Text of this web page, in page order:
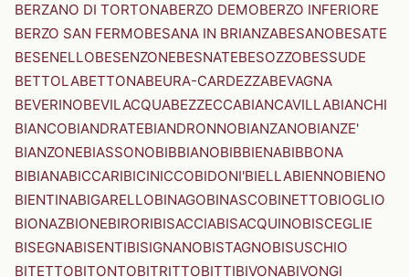
BERZANO DI TORTONABERZO DEMOBERZO INFERIORE
BERZO SAN FERMOBESANA IN BRIANZABESANOBESATE
BESENELLOBESENZONEBESNATEBESOZZOBESSUDE
BETTOLABETTONABEURA-CARDEZZABEVAGNA
BEVERINOBEVILACQUABEZZECCABIANCAVILLABIANCHI
BIANCOBIANDRATEBIANDRONNOBIANZANOBIANZE'
BIANZONEBIASSONOBIBBIANOBIBBIENABIBBONA
BIBIANABICCARIBICINICCOBIDONI'BIELLABIENNOBIENO
BIENTINABIGARELLOBINAGOBINASCOBINETTOBIOGLIO
BIONAZBIONEBIRORIBISACCIABISACQUINOBISCEGLIE
BISEGNABISENTIBISIGNANOBISTAGNOBISUSCHIO
BITETTOBITONTOBITRITTOBITTIBIVONABIVONGI